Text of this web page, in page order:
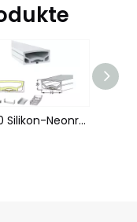
70*30 Silikon-Neonrohr Flex Streifen LWTG7030-1